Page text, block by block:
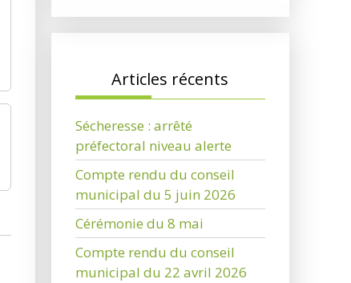
Articles récents
Sécheresse : arrêté
préfectoral niveau alerte
Compte rendu du conseil
municipal du 5 juin 2026
Cérémonie du 8 mai
Compte rendu du conseil
municipal du 22 avril 2026